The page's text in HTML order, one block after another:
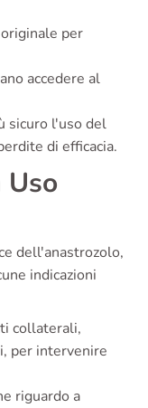
per
accedere al
sicuro l'uso del
di efficacia.
Uso
dell'anastrozolo,
indicazioni
collaterali,
per intervenire
riguardo a